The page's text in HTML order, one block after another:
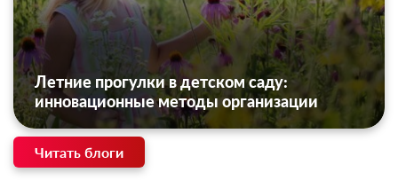
Летние прогулки в детском саду:
инновационные методы организации
Читать блоги